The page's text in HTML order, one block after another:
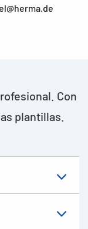
Con
plantillas.